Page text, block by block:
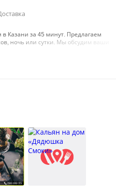
в Казани за 45 минут. Предлагаем
ночь или сутки. Мы обсудим ваши
и весь комплект до вашей двери. Все
воду в колбу, разогреть угли -